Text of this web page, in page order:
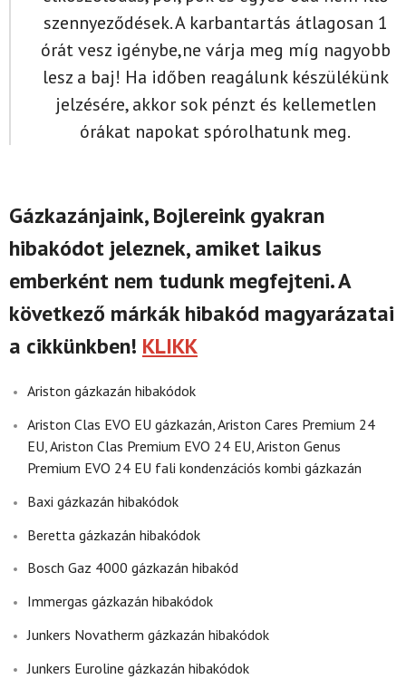
szennyeződések. A karbantartás átlagosan 1
órát vesz igénybe,ne várja meg míg nagyobb
lesz a baj! Ha időben reagálunk készülékünk
jelzésére, akkor sok pénzt és kellemetlen
órákat napokat spórolhatunk meg.
Gázkazánjaink, Bojlereink gyakran
hibakódot jeleznek, amiket laikus
emberként nem tudunk megfejteni. A
következő márkák hibakód magyarázatai
a cikkünkben! KLIKK
Ariston gázkazán hibakódok
Ariston Clas EVO EU gázkazán, Ariston Cares Premium 24
EU, Ariston Clas Premium EVO 24 EU, Ariston Genus
Premium EVO 24 EU fali kondenzációs kombi gázkazán
Baxi gázkazán hibakódok
Beretta gázkazán hibakódok
Bosch Gaz 4000 gázkazán hibakód
Immergas gázkazán hibakódok
Junkers Novatherm gázkazán hibakódok
Junkers Euroline gázkazán hibakódok